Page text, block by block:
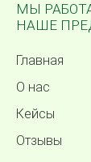
МЫ
НАШЕ
Главная
О нас
Кейсы
Отзывы